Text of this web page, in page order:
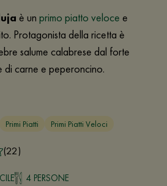
è un primo piatto veloce e
Protagonista della ricetta è
salume calabrese dal forte
di carne e peperoncino.
Primi Piatti Primi Piatti Veloci
(22)
4 PERSONE